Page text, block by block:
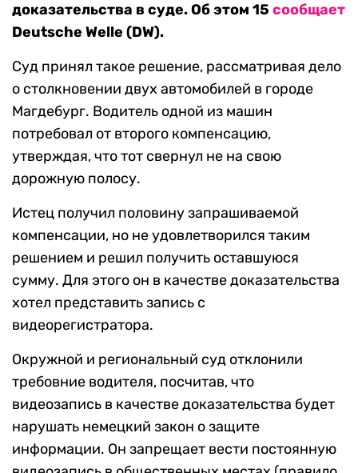
доказательства в суде. Об этом 15 сообщает
Deutsche Welle (DW).
Суд принял такое решение, рассматривая дело
о столкновении двух автомобилей в городе
Магдебург. Водитель одной из машин
потребовал от второго компенсацию,
утверждая, что тот свернул не на свою
дорожную полосу.
Истец получил половину запрашиваемой
компенсации, но не удовлетворился таким
решением и решил получить оставшуюся
сумму. Для этого он в качестве доказательства
хотел представить запись с
видеорегистратора.
Окружной и региональный суд отклонили
требовние водителя, посчитав, что
видеозапись в качестве доказательства будет
нарушать немецкий закон о защите
информации. Он запрещает вести постоянную